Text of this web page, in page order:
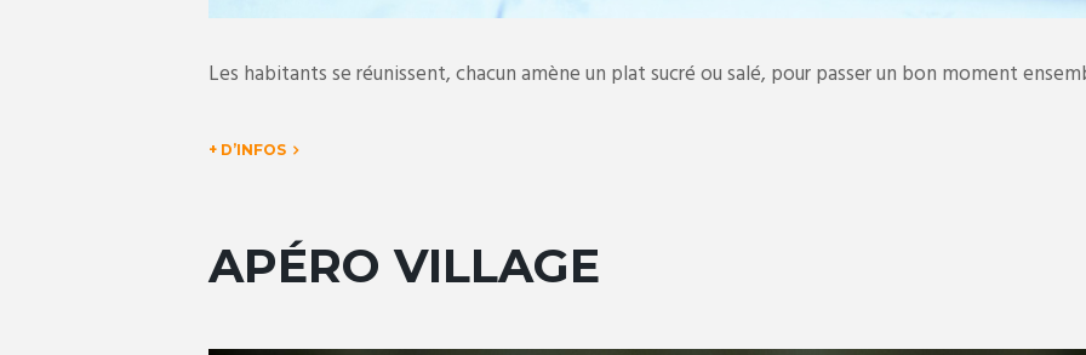
Les habitants se réunissent, chacun amène un plat sucré ou salé, pour passer un bon moment
+ D’INFOS
APÉRO VILLAGE